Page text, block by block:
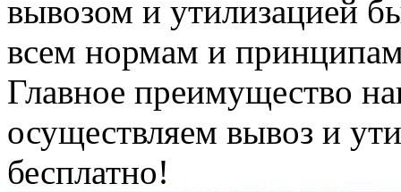
вывозом и утилизацией
всем нормам и
Главное преимущество
осуществляем вывоз и
бесплатно!